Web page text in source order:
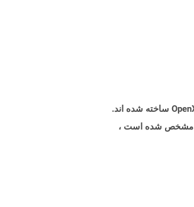
پرونده هایی با پسوند .xltx نشان دهنده فایلهای الگوی اکسل Microsoft Excel است که بر اساس مشخصات فرمت پرونده OpenXML Opety OpenXML ساخته شده اند.
از آن برای ایجاد یک فایل الگوی استاندارد استفاده می شود که می تواند برای تولید پرونده های XLSX که تنظیمات مشابهی را که در پرونده XLTX مشخص شده است ،